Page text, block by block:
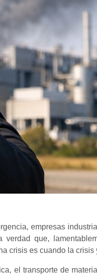
empresas
que,
crisis es cuando la crisis
el transporte de